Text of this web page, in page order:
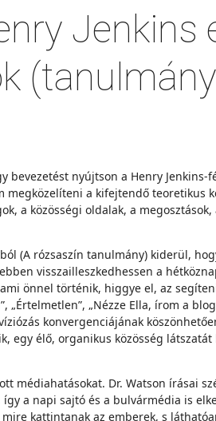
Jenkins
nyújtson a Henry
a kifejtendő
a közösségi oldalak, a
(A rózsaszín tanulmány) kiderül,
visszailleszkedhessen a
önnel történik, higgye el, az
„Értelmetlen”, „Nézze Ella, írom a
konvergenciájának
egy élő, organikus közösség
médiahatásokat. Dr. Watson írásai
a napi sajtó és a bulvármédia is
kattintanak az emberek, s